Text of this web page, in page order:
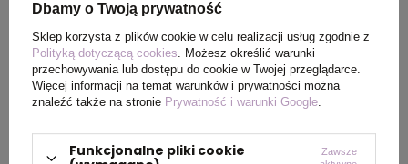
Ilość szt. w
kartonie
wewnętrznym
5
Wymiary
60 x 40 x 25 cm
Dbamy o Twoją prywatność
Sklep korzysta z plików cookie w celu realizacji usług zgodnie z
Polityką dotyczącą cookies. Możesz określić warunki
przechowywania lub dostępu do cookie w Twojej przeglądarce.
Więcej informacji na temat warunków i prywatności można
znaleźć także na stronie Prywatność i warunki Google.
Funkcjonalne pliki cookie
Zawsze